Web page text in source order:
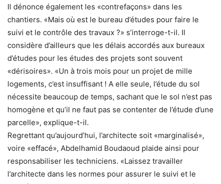
Il dénonce également les «contrefaçons» dans les
chantiers. «Mais où est le bureau d’études pour faire le
suivi et le contrôle des travaux ?» s’interroge-t-il. Il
considère d’ailleurs que les délais accordés aux bureaux
d’études pour les études des projets sont souvent
«dérisoires». «Un à trois mois pour un projet de mille
logements, c’est insuffisant ! A elle seule, l’étude du sol
nécessite beaucoup de temps, sachant que le sol n’est pas
homogène et qu’il ne faut pas se contenter de l’étude d’une
parcelle», explique-t-il.
Regrettant qu’aujourd’hui, l’architecte soit «marginalisé»,
voire «effacé», Abdelhamid Boudaoud plaide ainsi pour
responsabiliser les techniciens. «Laissez travailler
l’architecte dans les normes pour assurer le suivi et le